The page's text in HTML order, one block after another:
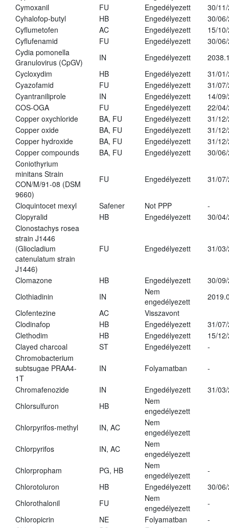
Cymoxanil
FU Engedélyezett
30/
Cyhalofop-butyl
HB Engedélyezett
30/
Cyflumetofen
AC Engedélyezett
15/
Cyflufenamid
FU Engedélyezett
30/
Cydia pomonella
Granulovirus (CpGV)
IN Engedélyezett
Cycloxydim
HB Engedélyezett
31/
Cyazofamid
FU Engedélyezett
31/
Cyantraniliprole
IN Engedélyezett
14/
COS-OGA
FU Engedélyezett
22/
Copper oxychloride
BA, FU Engedélyezett
31/
Copper oxide
BA, FU Engedélyezett
31/
Copper hydroxide
BA, FU Engedélyezett
31/
Copper compounds
BA, FU Engedélyezett
30/
Coniothyrium
minitans Strain
CON/M/91-08 (DSM
9660)
FU Engedélyezett 31/
Cloquintocet mexyl Safener Not PPP
-
Clopyralid
HB Engedélyezett
30/
Clonostachys rosea
strain J1446
(Gliocladium
catenulatum strain
J1446)
FU Engedélyezett 31/
Clomazone HB Engedélyezett
30/
Clothiadinin
IN
Nem
engedélyezett
Clofentezine
AC
Visszavont
Clodinafop
HB Engedélyezett
31/
Clethodim
HB Engedélyezett
15/
Clayed charcoal
ST Engedélyezett
-
Chromobacterium
subtsugae PRAA4-
1T
IN Folyamatban -
Chromafenozide IN Engedélyezett
31/
Chlorsulfuron
HB
Nem
engedélyezett
Chlorpyrifos-methyl
IN, AC
Nem
engedélyezett
Chlorpyrifos
IN, AC
Nem
engedélyezett
Chlorpropham
PG, HB
Nem
engedélyezett
-
Chlorotoluron
HB Engedélyezett
30/
Chlorothalonil
FU
Nem
engedélyezett
-
Chloropicrin
NE Folyamatban
-